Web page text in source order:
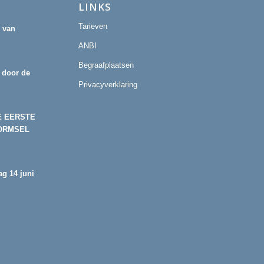
van
door de
EERSTE
14 juni
LINKS
Tarieven
ANBI
Begraafplaatsen
Privacyverklaring